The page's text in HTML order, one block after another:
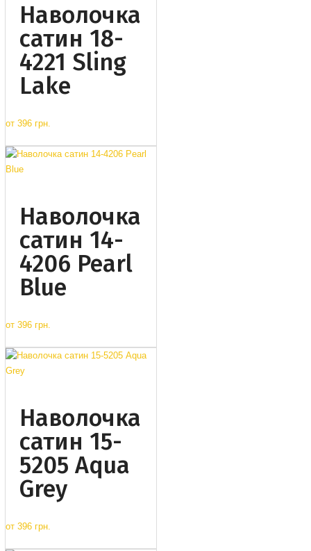
Наволочка
сатин 18-
4221 Sling
Lake
от 396 грн.
Наволочка
сатин 14-
4206 Pearl
Blue
от 396 грн.
Наволочка
сатин 15-
5205 Aqua
Grey
от 396 грн.